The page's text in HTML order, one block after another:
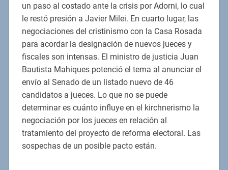
un paso al costado ante la crisis por Adorni, lo cual
le restó presión a Javier Milei. En cuarto lugar, las
negociaciones del cristinismo con la Casa Rosada
para acordar la designación de nuevos jueces y
fiscales son intensas. El ministro de justicia Juan
Bautista Mahiques potenció el tema al anunciar el
envío al Senado de un listado nuevo de 46
candidatos a jueces. Lo que no se puede
determinar es cuánto influye en el kirchnerismo la
negociación por los jueces en relación al
tratamiento del proyecto de reforma electoral. Las
sospechas de un posible pacto están.